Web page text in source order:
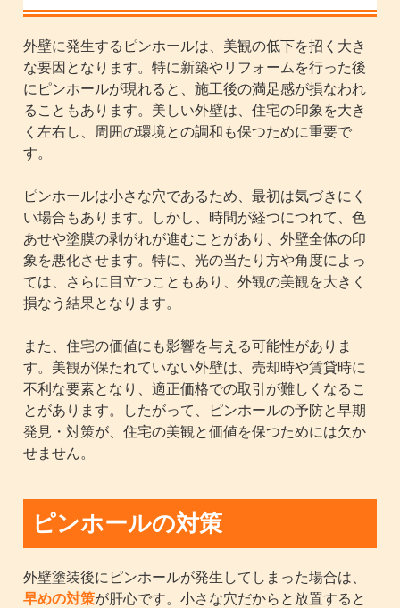
外壁に発生するピンホールは、美観の低下を招く大き
な要因となります。特に新築やリフォームを行った後
にピンホールが現れると、施工後の満足感が損なわれ
ることもあります。美しい外壁は、住宅の印象を大き
く左右し、周囲の環境との調和も保つために重要で
す。
ピンホールは小さな穴であるため、最初は気づきにく
い場合もあります。しかし、時間が経つにつれて、色
あせや塗膜の剥がれが進むことがあり、外壁全体の印
象を悪化させます。特に、光の当たり方や角度によっ
ては、さらに目立つこともあり、外観の美観を大きく
損なう結果となります。
また、住宅の価値にも影響を与える可能性がありま
す。美観が保たれていない外壁は、売却時や賃貸時に
不利な要素となり、適正価格での取引が難しくなるこ
とがあります。したがって、ピンホールの予防と早期
発見・対策が、住宅の美観と価値を保つためには欠か
せません。
ピンホールの対策
外壁塗装後にピンホールが発生してしまった場合は、
早めの対策が肝心です。小さな穴だからと放置すると